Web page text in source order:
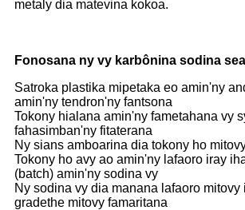
metaly dia matevina kokoa.
Fonosana ny vy karbônina sodina
Satroka plastika mipetaka eo amin'ny
amin'ny tendron'ny fantsona
Tokony hialana amin'ny fametahana vy
fahasimban'ny fitaterana
Ny sians amboarina dia tokony ho
Tokony ho avy ao amin'ny lafaoro iray
(batch) amin'ny sodina vy
Ny sodina vy dia manana lafaoro mitovy
gradethe mitovy famaritana